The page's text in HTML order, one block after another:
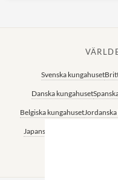
Svenska kungahuset
Danska kungahuset
Belgiska kungahuset
Japanska kejsarhuset